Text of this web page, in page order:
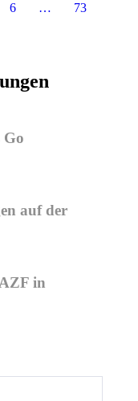
6 …
73
Go
auf der
in